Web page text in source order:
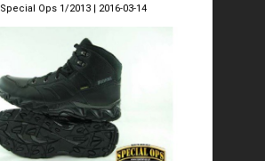
Special Ops 1/2013 | 2016-03-14